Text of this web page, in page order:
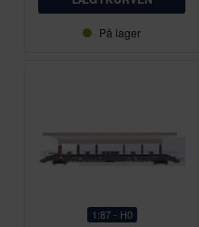
På lager
1:87 - H0